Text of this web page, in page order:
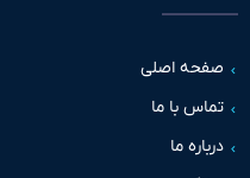
اصلی
با ما
ما